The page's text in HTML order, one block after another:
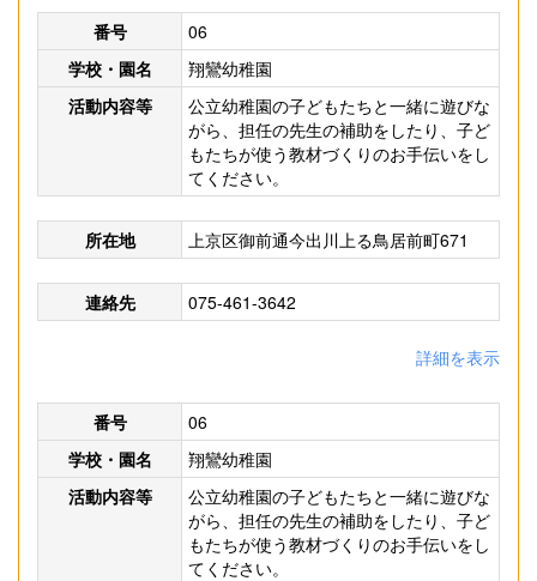
番号
06
学校・園名
翔鸞幼稚園
活動内容等
公立幼稚園の子どもたちと一緒に遊びな
がら、担任の先生の補助をしたり、子ど
もたちが使う教材づくりのお手伝いをし
てください。
所在地 上京区御前通今出川上る鳥居前町671
連絡先 075-461-3642
詳細を表示
番号
06
学校・園名
翔鸞幼稚園
活動内容等
公立幼稚園の子どもたちと一緒に遊びな
がら、担任の先生の補助をしたり、子ど
もたちが使う教材づくりのお手伝いをし
てください。